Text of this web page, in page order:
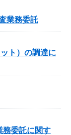
業務委託
ト）の調達に
務委託に関す